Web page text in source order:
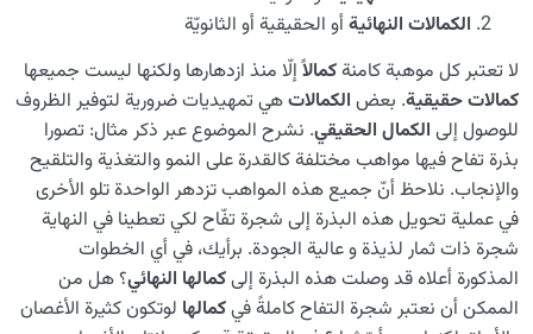
الکمالات النهائیةأو الحقيقية أو الثانویّة
لا تعتبر كل موهبة کامنةكمالاًإلّا منذ ازدهارها ولکنها ليست جمیعها
کمالات حقیقیة. بعض الکمالاتهي تمهيديات ضرورية لتوفير الظروف
للوصول إلى الكمال الحقيقي. نشرح الموضوع عبر ذکر مثال: تصورا
بذرة تفاح فیها مواهب مختلفة كالقدرة على النمو والتغذیة والتلقیح
والإنجاب. نلاحظ أنّ جمیع هذه المواهب تزدهر الواحدة تلو الأخرى
في عملیة تحویل هذه البذرة إلی شجرة تفّاح لکي تعطینا في النهایة
شجرة ذات ثمار لذیذة و عالیة الجودة. برأيك، في أي الخطوات
المذكورة أعلاه قد وصلت هذه البذرة إلىكمالها النهائي؟ هل من
الممکن أن نعتبر شجرة التفاح کاملةً فيکمالها لوتکون کثیرة الأغصان